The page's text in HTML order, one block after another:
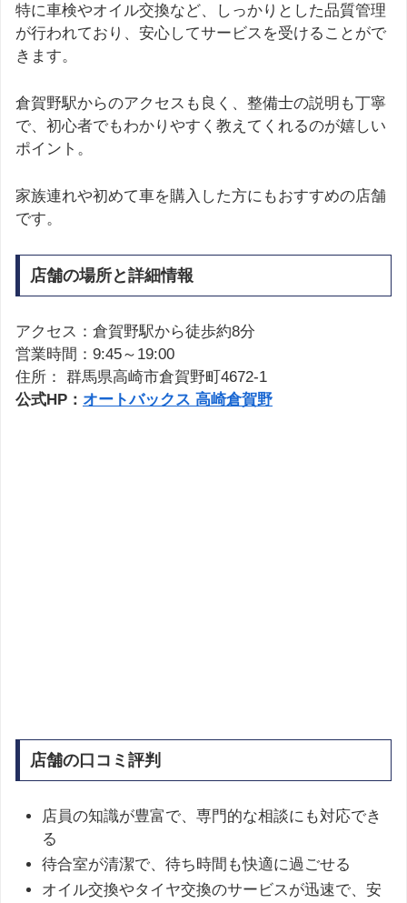
特に車検やオイル交換など、しっかりとした品質管理
が行われており、安心してサービスを受けることがで
きます。
倉賀野駅からのアクセスも良く、整備士の説明も丁寧
で、初心者でもわかりやすく教えてくれるのが嬉しい
ポイント。
家族連れや初めて車を購入した方にもおすすめの店舗
です。
店舗の場所と詳細情報
アクセス：倉賀野駅から徒歩約8分
営業時間：9:45～19:00
住所： 群馬県高崎市倉賀野町4672-1
公式HP： オートバックス 高崎倉賀野
店舗の口コミ評判
店員の知識が豊富で、専門的な相談にも対応でき
る
待合室が清潔で、待ち時間も快適に過ごせる
オイル交換やタイヤ交換のサービスが迅速で、安